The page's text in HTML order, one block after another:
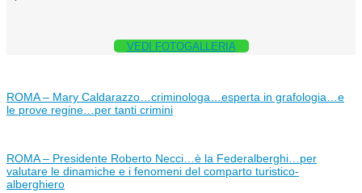
VEDI FOTOGALLERIA
ROMA – Mary Caldarazzo…criminologa…esperta in grafologia…e
le prove regine…per tanti crimini
ROMA – Presidente Roberto Necci…è la Federalberghi…per
valutare le dinamiche e i fenomeni del comparto turistico-
alberghiero